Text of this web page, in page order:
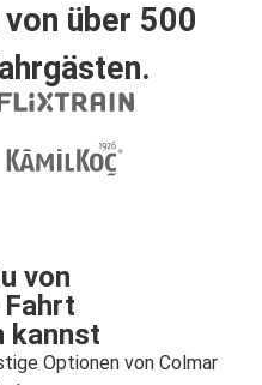
über 500
von
Fahrt
kannst
Optionen von Colmar